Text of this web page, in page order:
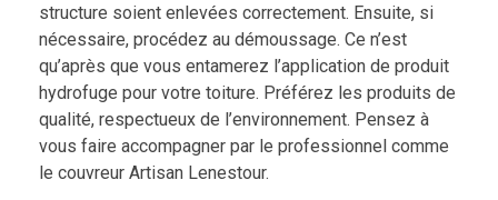
structure soient enlevées correctement. Ensuite, si
nécessaire, procédez au démoussage. Ce n’est
qu’après que vous entamerez l’application de produit
hydrofuge pour votre toiture. Préférez les produits de
qualité, respectueux de l’environnement. Pensez à
vous faire accompagner par le professionnel comme
le couvreur Artisan Lenestour.